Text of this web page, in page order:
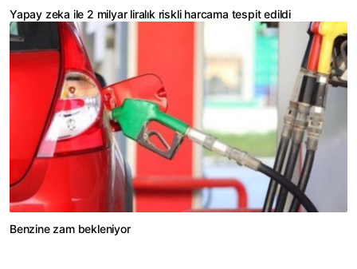
Yapay zeka ile 2 milyar liralık riskli harcama tespit edildi
Benzine zam bekleniyor